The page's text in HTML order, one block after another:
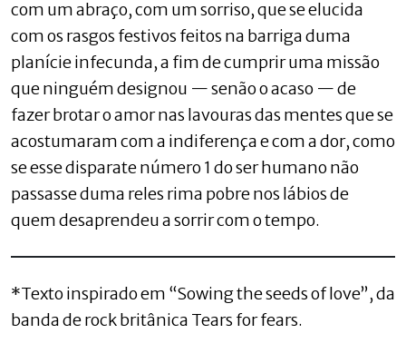
com um abraço, com um sorriso, que se elucida
com os rasgos festivos feitos na barriga duma
planície infecunda, a fim de cumprir uma missão
que ninguém designou — senão o acaso — de
fazer brotar o amor nas lavouras das mentes que se
acostumaram com a indiferença e com a dor, como
se esse disparate número 1 do ser humano não
passasse duma reles rima pobre nos lábios de
quem desaprendeu a sorrir com o tempo.
*Texto inspirado em “Sowing the seeds of love”, da
banda de rock britânica Tears for fears.